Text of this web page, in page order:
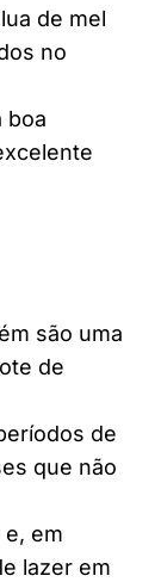
de mel
no
boa
são uma
de
de
que não
em
lazer em